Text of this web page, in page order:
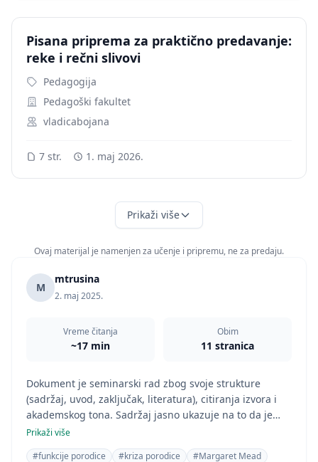
Pisana priprema za praktično predavanje:
reke i rečni slivovi
Pedagogija
Pedagoški fakultet
vladicabojana
7 str. 1. maj 2026.
Prikaži više
Ovaj materijal je namenjen za učenje i pripremu, ne za predaju.
M
mtrusina
2. maj 2025.
Vreme čitanja
~17 min
Obim
11 stranica
Dokument je seminarski rad zbog svoje strukture
(sadržaj, uvod, zaključak, literatura), citiranja izvora i
akademskog tona. Sadržaj jasno ukazuje na to da je
oblast studija sociologija, fokusirajući se na analizu
porodice kroz sociološku prizmu i uključujući
Prikaži više
#funkcije porodice
#kriza porodice
#Margaret Mead